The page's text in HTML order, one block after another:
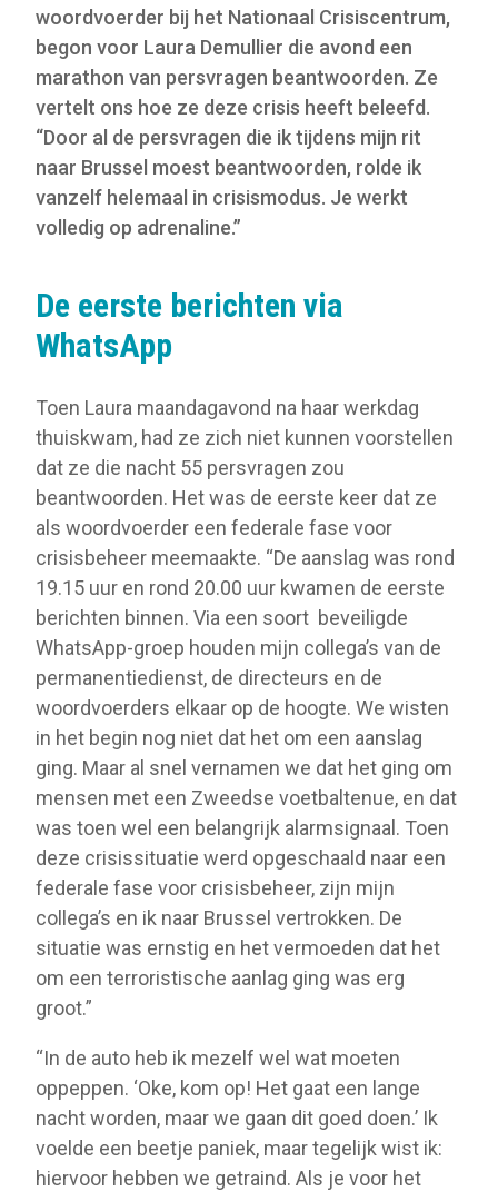
woordvoerder bij het Nationaal Crisiscentrum,
begon voor Laura Demullier die avond een
marathon van persvragen beantwoorden. Ze
vertelt ons hoe ze deze crisis heeft beleefd.
“Door al de persvragen die ik tijdens mijn rit
naar Brussel moest beantwoorden, rolde ik
vanzelf helemaal in crisismodus. Je werkt
volledig op adrenaline.”
De eerste berichten via
WhatsApp
Toen Laura maandagavond na haar werkdag
thuiskwam, had ze zich niet kunnen voorstellen
dat ze die nacht 55 persvragen zou
beantwoorden. Het was de eerste keer dat ze
als woordvoerder een federale fase voor
crisisbeheer meemaakte. “De aanslag was rond
19.15 uur en rond 20.00 uur kwamen de eerste
berichten binnen. Via een soort beveiligde
WhatsApp-groep houden mijn collega’s van de
permanentiedienst, de directeurs en de
woordvoerders elkaar op de hoogte. We wisten
in het begin nog niet dat het om een aanslag
ging. Maar al snel vernamen we dat het ging om
mensen met een Zweedse voetbaltenue, en dat
was toen wel een belangrijk alarmsignaal. Toen
deze crisissituatie werd opgeschaald naar een
federale fase voor crisisbeheer, zijn mijn
collega’s en ik naar Brussel vertrokken. De
situatie was ernstig en het vermoeden dat het
om een terroristische aanlag ging was erg
groot.”
“In de auto heb ik mezelf wel wat moeten
oppeppen. ‘Oke, kom op! Het gaat een lange
nacht worden, maar we gaan dit goed doen.’ Ik
voelde een beetje paniek, maar tegelijk wist ik:
hiervoor hebben we getraind. Als je voor het